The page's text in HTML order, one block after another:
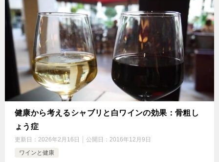
健康から考えるシャブリと白ワインの効果：骨粗し
ょう症
更新日： 2026年2月16日 公開日： 2016年12月9日
ワインと健康